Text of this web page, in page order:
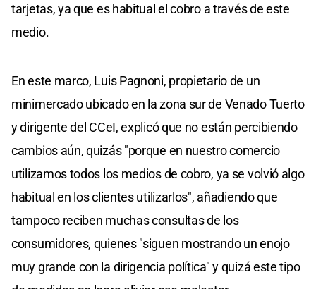
tarjetas, ya que es habitual el cobro a través de este
medio.
En este marco, Luis Pagnoni, propietario de un
minimercado ubicado en la zona sur de Venado Tuerto
y dirigente del CCeI, explicó que no están percibiendo
cambios aún, quizás "porque en nuestro comercio
utilizamos todos los medios de cobro, ya se volvió algo
habitual en los clientes utilizarlos", añadiendo que
tampoco reciben muchas consultas de los
consumidores, quienes "siguen mostrando un enojo
muy grande con la dirigencia política" y quizá este tipo